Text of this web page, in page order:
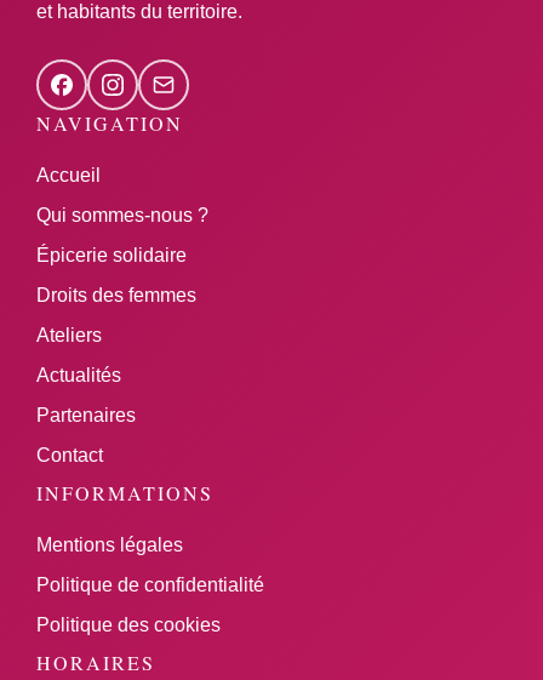
et habitants du territoire.
NAVIGATION
Accueil
Qui sommes-nous ?
Épicerie solidaire
Droits des femmes
Ateliers
Actualités
Partenaires
Contact
INFORMATIONS
Mentions légales
Politique de confidentialité
Politique des cookies
HORAIRES